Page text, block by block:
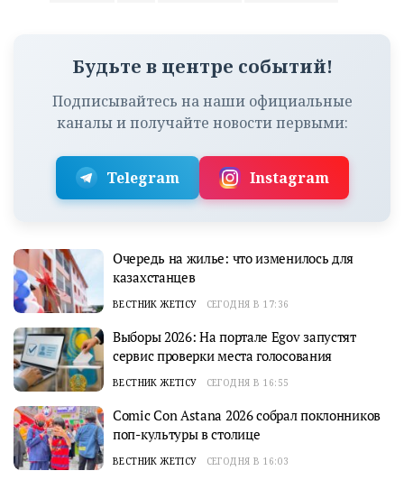
Будьте в центре событий!
Подписывайтесь на наши официальные
каналы и получайте новости первыми:
Telegram Instagram
Очередь на жилье: что изменилось для
казахстанцев
ВЕСТНИК ЖЕТІСУ СЕГОДНЯ В 17:36
Выборы 2026: На портале Egov запустят
сервис проверки места голосования
ВЕСТНИК ЖЕТІСУ СЕГОДНЯ В 16:55
Comic Con Astana 2026 собрал поклонников
поп-культуры в столице
ВЕСТНИК ЖЕТІСУ СЕГОДНЯ В 16:03